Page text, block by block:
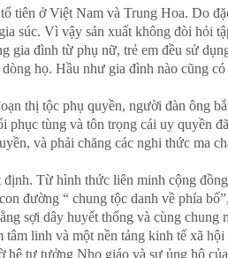
tiên ở Việt Nam và Trung Hoa. Do
súc. Vì vậy sản xuất không đòi hỏi
gia đình từ phụ nữ, trẻ em đều sử
họ. Hầu như gia đình nào cũng
thị tộc phụ quyền, người đàn ông
tùng và tôn trọng cái uy quyền
và phải chăng các nghi thức ma
Từ hình thức liên minh cộng
đường “ chung tộc danh về phía
sợi dây huyết thống và cùng chung
linh và một nền tảng kinh tế xã
hệ tư tưởng Nho giáo và sự ủng hộ